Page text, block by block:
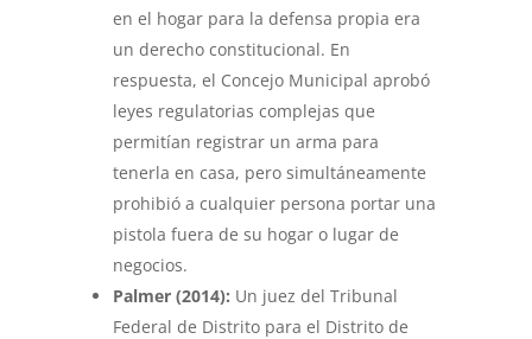
en el hogar para la defensa propia era
un derecho constitucional. En
respuesta, el Concejo Municipal aprobó
leyes regulatorias complejas que
permitían registrar un arma para
tenerla en casa, pero simultáneamente
prohibió a cualquier persona portar una
pistola fuera de su hogar o lugar de
negocios.
Palmer (2014): Un juez del Tribunal
Federal de Distrito para el Distrito de